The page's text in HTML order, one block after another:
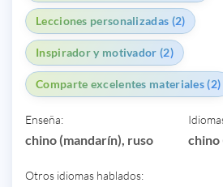
Lecciones personalizadas (2)
Inspirador y motivador (2)
Comparte excelentes materiales (2)
Enseña:
chino (mandarín), ruso chino
Otros idiomas hablados: